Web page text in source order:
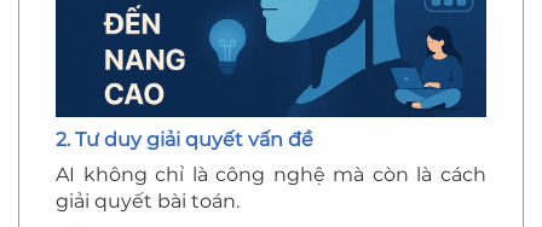
2. Tư duy giải quyết vấn đề
AI không chỉ là công nghệ mà còn là cách
giải quyết bài toán.